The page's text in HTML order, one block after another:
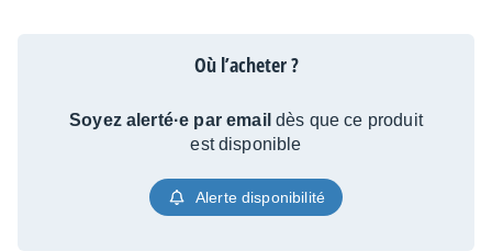
Où l’acheter ?
Soyez alerté·e par email dès que ce produit
est disponible
Alerte disponibilité